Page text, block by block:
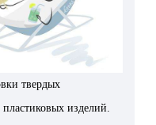
твердых
изделий.